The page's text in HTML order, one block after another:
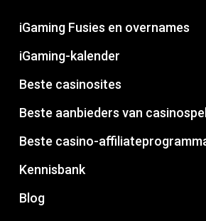
iGaming Fusies en overnames
iGaming-kalender
Beste casinosites
Beste aanbieders van
Beste casino-
Kennisbank
Blog